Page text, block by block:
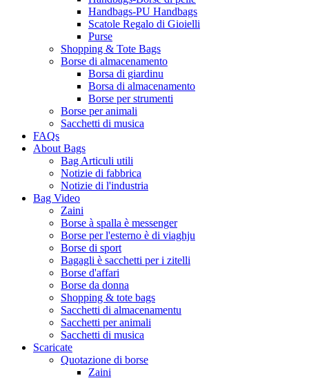
Handbags-PU Handbags
Scatole Regalo di Gioielli
Purse
Shopping & Tote Bags
Borse di almacenamento
Borsa di giardinu
Borsa di almacenamento
Borse per strumenti
Borse per animali
Sacchetti di musica
FAQs
About Bags
Bag Articuli utili
Notizie di fabbrica
Notizie di l'industria
Bag Video
Zaini
Borse à spalla è messenger
Borse per l'esterno è di viaghju
Borse di sport
Bagagli è sacchetti per i zitelli
Borse d'affari
Borse da donna
Shopping & tote bags
Sacchetti di almacenamentu
Sacchetti per animali
Sacchetti di musica
Scaricate
Quotazione di borse
Zaini